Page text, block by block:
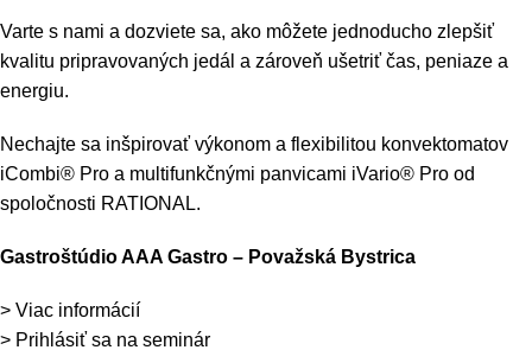
Varte s nami a dozviete sa, ako môžete jednoducho zlepšiť
kvalitu pripravovaných jedál a zároveň ušetriť čas, peniaze a
energiu.
Nechajte sa inšpirovať výkonom a flexibilitou konvektomatov
iCombi® Pro a multifunkčnými panvicami iVario® Pro od
spoločnosti RATIONAL.
Gastroštúdio AAA Gastro – Považská Bystrica
> Viac informácií
> Prihlásiť sa na seminár